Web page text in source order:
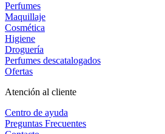
Perfumes
Maquillaje
Cosmética
Higiene
Droguería
Perfumes descatalogados
Ofertas
Atención al cliente
Centro de ayuda
Preguntas Frecuentes